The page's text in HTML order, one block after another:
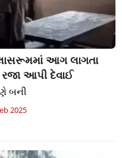
આગ લાગતા
રજા આપી દેવાઈ
બની
2025